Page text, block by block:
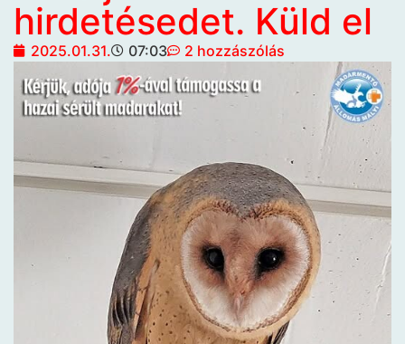
hirdetésedet. Küld el
2025.01.31. 07:03 2 hozzászólás